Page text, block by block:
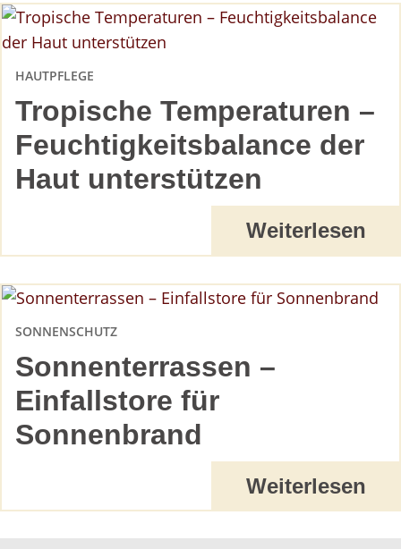
Tropische Temperaturen –
Feuchtigkeitsbalance der
Haut unterstützen
HAUTPFLEGE
Weiterlesen
Sonnenterrassen –
Einfallstore für
Sonnenbrand
SONNENSCHUTZ
Weiterlesen